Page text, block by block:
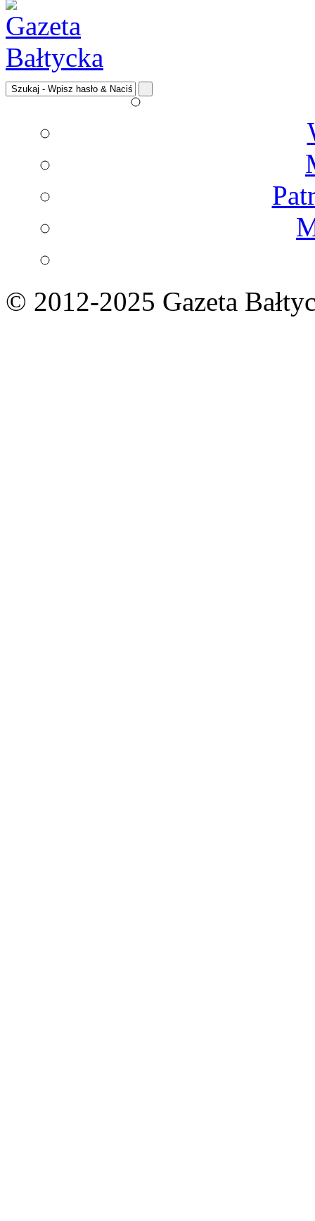
© 2012-2025 Gazeta